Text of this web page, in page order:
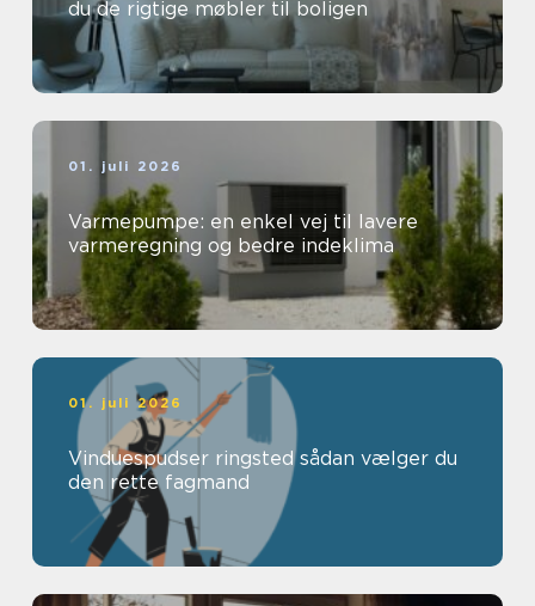
du de rigtige møbler til boligen
01. juli 2026
Varmepumpe: en enkel vej til lavere
varmeregning og bedre indeklima
01. juli 2026
Vinduespudser ringsted sådan vælger du
den rette fagmand